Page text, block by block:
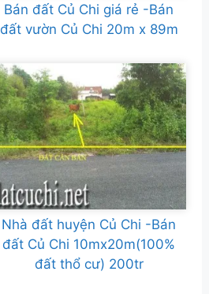
Bán đất Củ Chi giá rẻ -Bán
đất vườn Củ Chi 20m x 89m
Nhà đất huyện Củ Chi -Bán
đất Củ Chi 10mx20m(100%
đất thổ cư) 200tr